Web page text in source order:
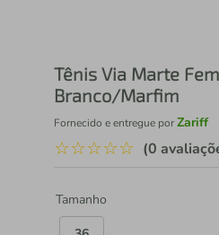
Tênis Via Marte
Branco/Marfim
Fornecido e entregue porZariff
☆☆☆☆☆ (0
Tamanho